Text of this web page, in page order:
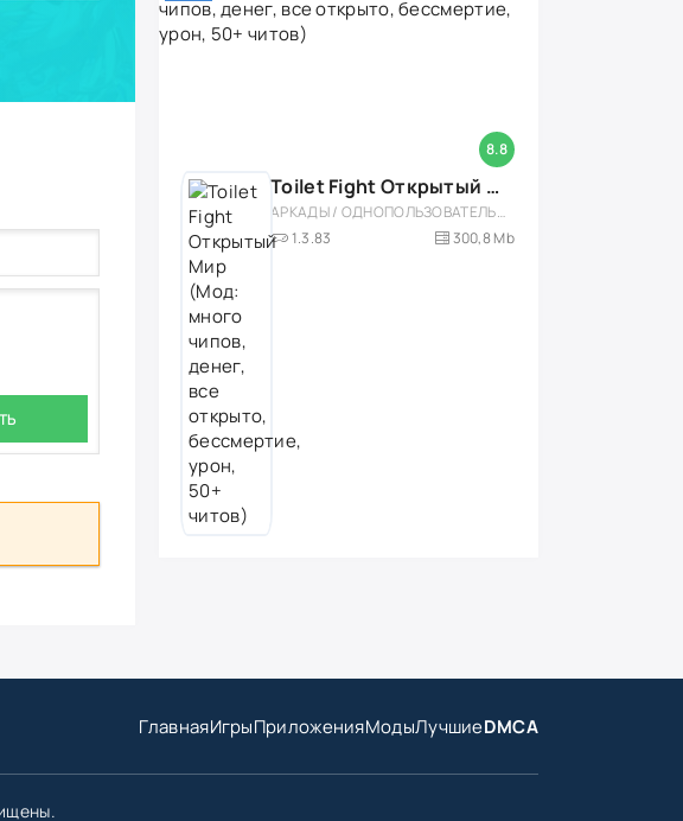
8.8
Toilet Fight Открытый Мир (Мод: много чипов, денег, все открыто, бессмертие, урон, 50+ читов)
АРКАДЫ / ОДНОПОЛЬЗОВАТЕЛЬСКИЕ / ОФЛАЙН / МОД / РОЛЕВЫЕ / ШУТЕРЫ / ОТКРЫТЫЙ МИР / ВСТРОЕННЫЙ КЕШ / 3D / ЭКШЕНЫ / ТУАЛЕТНЫЕ ВОЙНЫ / ДЛЯ ДЕТЕЙ
1.3.83
300,8 Mb
ГлавнаяИгрыПриложенияМодыЛучшиеDMCA